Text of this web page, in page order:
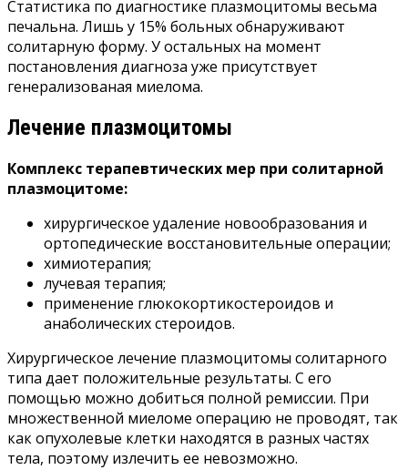
Статистика по диагностике плазмоцитомы весьма
печальна. Лишь у 15% больных обнаруживают
солитарную форму. У остальных на момент
постановления диагноза уже присутствует
генерализованая миелома.
Лечение плазмоцитомы
Комплекс терапевтических мер при солитарной
плазмоцитоме:
хирургическое удаление новообразования и
ортопедические восстановительные операции;
химиотерапия;
лучевая терапия;
применение глюкокортикостероидов и
анаболических стероидов.
Хирургическое лечение плазмоцитомы солитарного
типа дает положительные результаты. С его
помощью можно добиться полной ремиссии. При
множественной миеломе операцию не проводят, так
как опухолевые клетки находятся в разных частях
тела, поэтому излечить ее невозможно.